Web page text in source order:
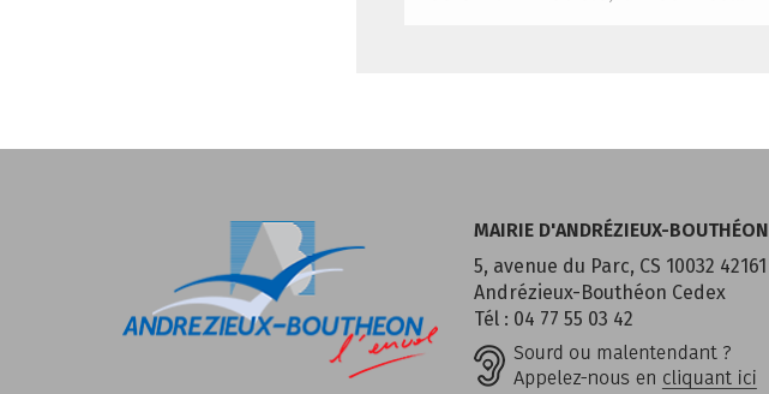
MAIRIE D'ANDRÉZIEUX-BOUTHÉON
5, avenue du Parc, CS 10032 42161
Andrézieux-Bouthéon Cedex
Tél : 04 77 55 03 42